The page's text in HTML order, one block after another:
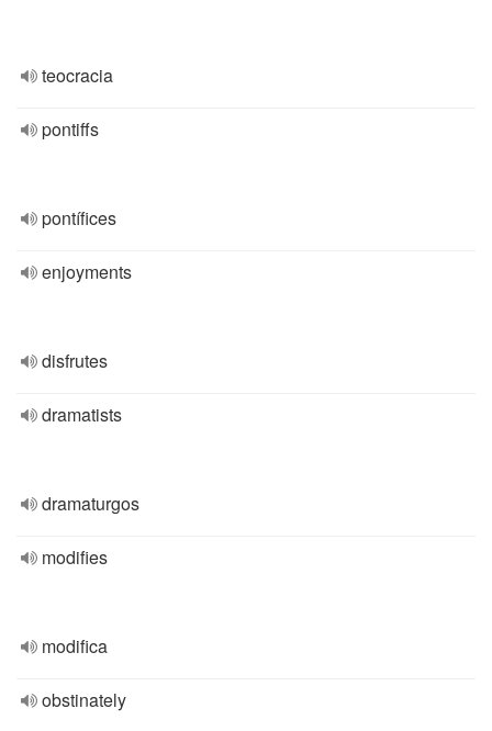
teocracia
pontiffs
pontífices
enjoyments
disfrutes
dramatists
dramaturgos
modifies
modifica
obstinately